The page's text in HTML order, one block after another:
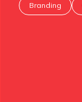
Branding